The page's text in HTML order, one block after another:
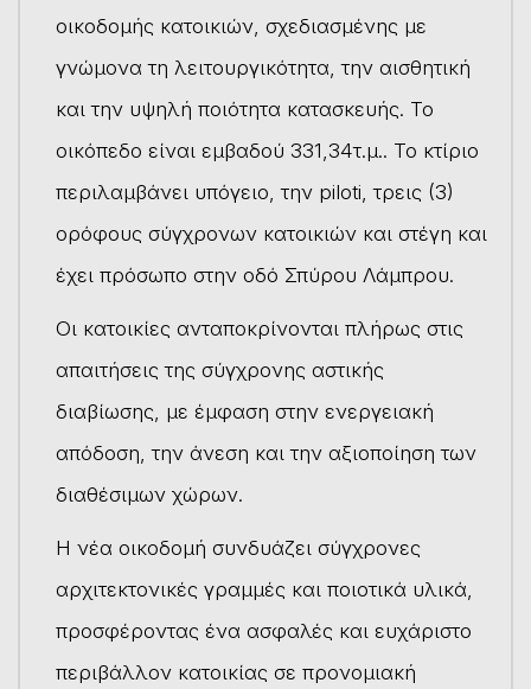
οικοδομής κατοικιών, σχεδιασμένης με
γνώμονα τη λειτουργικότητα, την αισθητική
και την υψηλή ποιότητα κατασκευής. Το
οικόπεδο είναι εμβαδού 331,34τ.μ.. Το κτίριο
περιλαμβάνει υπόγειο, την piloti, τρεις (3)
ορόφους σύγχρονων κατοικιών και στέγη και
έχει πρόσωπο στην οδό Σπύρου Λάμπρου.
Οι κατοικίες ανταποκρίνονται πλήρως στις
απαιτήσεις της σύγχρονης αστικής
διαβίωσης, με έμφαση στην ενεργειακή
απόδοση, την άνεση και την αξιοποίηση των
διαθέσιμων χώρων.
Η νέα οικοδομή συνδυάζει σύγχρονες
αρχιτεκτονικές γραμμές και ποιοτικά υλικά,
προσφέροντας ένα ασφαλές και ευχάριστο
περιβάλλον κατοικίας σε προνομιακή